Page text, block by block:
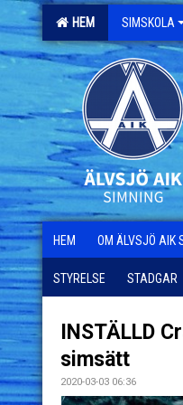
HEM SIMSKOLA
HEM OM ÄLVSJÖ AIK
STYRELSE STADGAR
INSTÄLLD
simsätt
2020-03-03 06:36